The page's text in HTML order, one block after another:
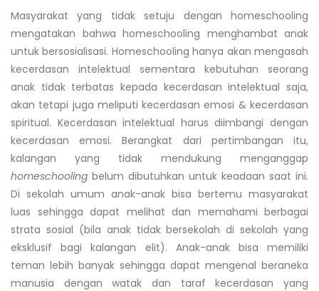
Masyarakat yang tidak setuju dengan homeschooling
mengatakan bahwa homeschooling menghambat anak
untuk bersosialisasi. Homeschooling hanya akan mengasah
kecerdasan intelektual sementara kebutuhan seorang
anak tidak terbatas kepada kecerdasan intelektual saja,
akan tetapi juga meliputi kecerdasan emosi & kecerdasan
spiritual. Kecerdasan intelektual harus diimbangi dengan
kecerdasan emosi. Berangkat dari pertimbangan itu,
kalangan yang tidak mendukung menganggap
homeschooling belum dibutuhkan untuk keadaan saat ini.
Di sekolah umum anak-anak bisa bertemu masyarakat
luas sehingga dapat melihat dan memahami berbagai
strata sosial (bila anak tidak bersekolah di sekolah yang
eksklusif bagi kalangan elit). Anak-anak bisa memiliki
teman lebih banyak sehingga dapat mengenal beraneka
manusia dengan watak dan taraf kecerdasan yang